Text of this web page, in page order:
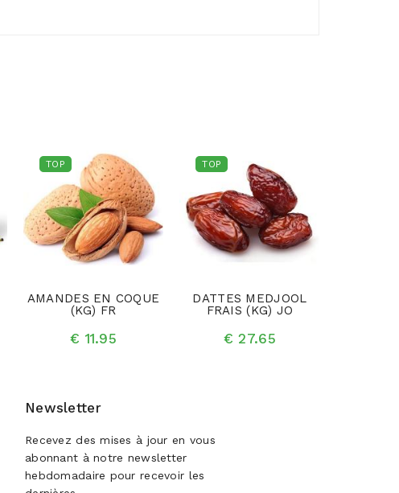
TOP
AMANDES EN COQUE
(KG) FR
€ 11.95
TOP
DATTES MEDJOOL
FRAIS (KG) JO
€ 27.65
Newsletter
Recevez des mises à jour en vous
abonnant à notre newsletter
hebdomadaire pour recevoir les